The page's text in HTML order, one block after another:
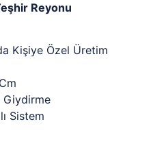
Reyonu
Kişiye Özel Üretim
Giydirme
Sistem